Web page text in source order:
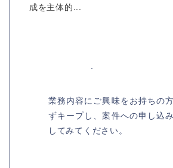
成を主体的...
業務内容にご興味をお持ちの
ずキープし、案件への申し込
してみてください。